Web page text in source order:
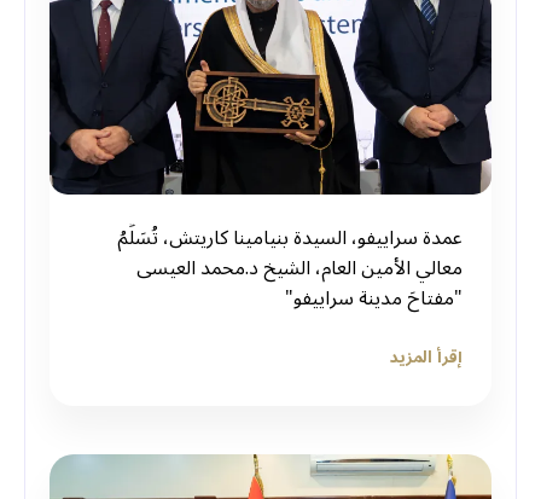
‏عمدة سراييفو، السيدة بنيامينا كاريتش، تُسَلِّمُ
معالي الأمين العام، الشيخ د.⁧‫محمد العيسى‬⁩
"مفتاحَ مدينة سراييفو"
إقرأ المزيد